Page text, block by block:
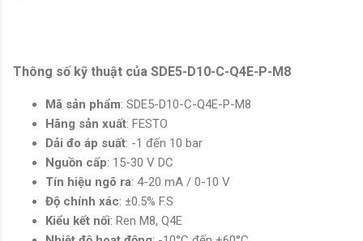
Thông số kỹ thuật của SDE5-D10-C-Q4E-P-M8
Mã sản phẩm: SDE5-D10-C-Q4E-P-M8
Hãng sản xuất: FESTO
Dải đo áp suất: -1 đến 10 bar
Nguồn cấp: 15-30 V DC
Tín hiệu ngõ ra: 4-20 mA / 0-10 V
Độ chính xác: ±0.5% F.S
Kiểu kết nối: Ren M8, Q4E